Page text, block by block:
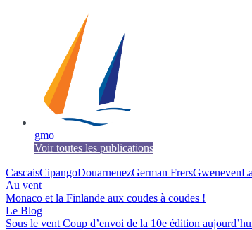
gmo
Voir toutes les publications
CascaisCipangoDouarnenezGerman FrersGweneven
Au vent
Monaco et la Finlande aux coudes à coudes !
Le Blog
Sous le vent Coup d’envoi de la 10e édition